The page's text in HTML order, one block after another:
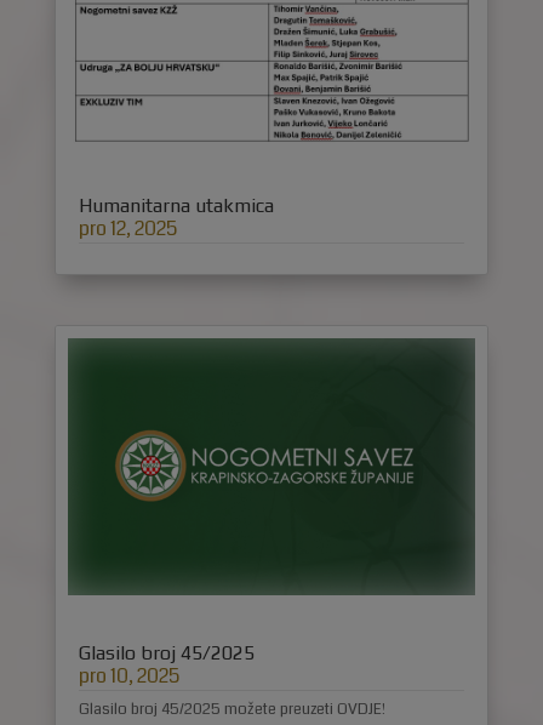
Humanitarna utakmica
pro 12, 2025
Glasilo broj 45/2025
pro 10, 2025
Glasilo broj 45/2025 možete preuzeti OVDJE!